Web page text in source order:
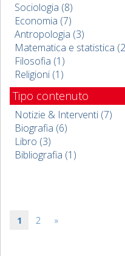
Sociologia (8)
Economia (7)
Antropologia (3)
Matematica e statistica
Filosofia (1)
Religioni (1)
Tipo contenuto
Notizie & Interventi (7)
Biografia (6)
Libro (3)
Bibliografia (1)
1 2 »